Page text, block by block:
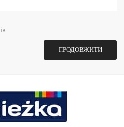
ПРОДОВЖИТИ